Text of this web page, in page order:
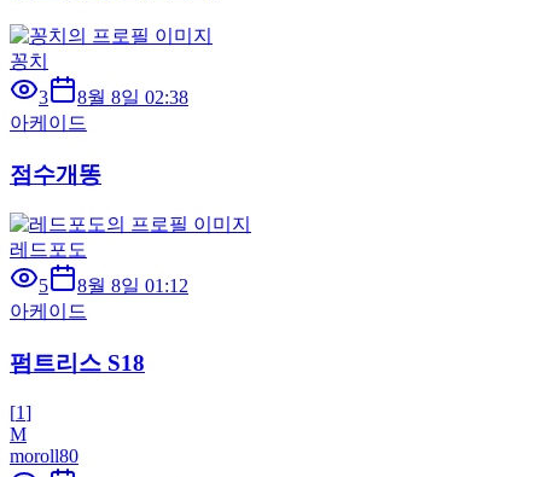
꽁치
3
8월 8일 02:38
아케이드
점수개똥
레드포도
5
8월 8일 01:12
아케이드
펌트리스 S18
[1]
M
moroll80